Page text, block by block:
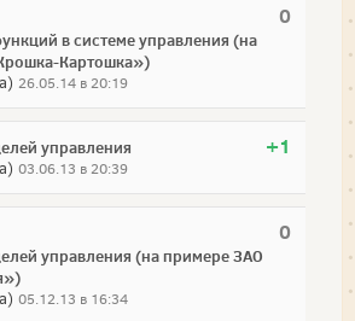
0
в системе управления (на
Картошка»)
26.05.14 в 20:19
+1
управления
03.06.13 в 20:39
0
управления (на примере ЗАО
05.12.13 в 16:34